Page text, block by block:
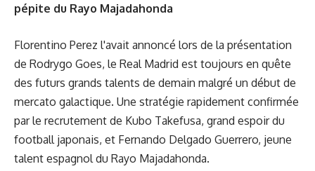
pépite du Rayo Majadahonda
Florentino Perez l'avait annoncé lors de la présentation
de Rodrygo Goes, le Real Madrid est toujours en quête
des futurs grands talents de demain malgré un début de
mercato galactique. Une stratégie rapidement confirmée
par le recrutement de Kubo Takefusa, grand espoir du
football japonais, et Fernando Delgado Guerrero, jeune
talent espagnol du Rayo Majadahonda.